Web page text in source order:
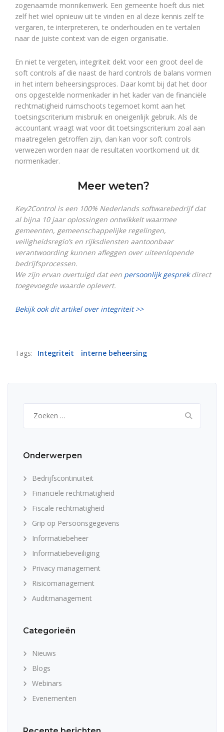
zogenaamde monnikenwerk. Een gemeente hoeft dus niet
zelf het wiel opnieuw uit te vinden en al deze kennis zelf te
vergaren, te interpreteren, te onderhouden en te vertalen
naar de juiste context van de eigen organisatie.
En niet te vergeten, integriteit dekt voor een groot deel de
soft controls af die naast de hard controls de balans vormen
in het intern beheersingsproces. Daar komt bij dat het door
ons opgestelde normenkader in het kader van de financiële
rechtmatigheid ruimschoots tegemoet komt aan het
toetsingscriterium misbruik en oneigenlijk gebruik. Als de
accountant vraagt wat voor dit toetsingscriterium zoal aan
maatregelen getroffen zijn, dan kan voor soft controls
verwezen worden naar de resultaten voortkomend uit dit
normenkader.
Meer weten?
Key2Control is een 100% Nederlands softwarebedrijf dat
al bijna 10 jaar oplossingen ontwikkelt waarmee
gemeenten, gemeenschappelijke regelingen,
veiligheidsregio’s en rijksdiensten aantoonbaar
verantwoording kunnen afleggen over uiteenlopende
bedrijfsprocessen.
We zijn ervan overtuigd dat een persoonlijk gesprekdirect
toegevoegde waarde oplevert.
Bekijk ook dit artikel over integriteit >>
Tags: Integriteit interne beheersing
naar:
Onderwerpen
Bedrijfscontinuïteit
Financiële rechtmatigheid
Fiscale rechtmatigheid
Grip op Persoonsgegevens
Informatiebeheer
Informatiebeveiliging
Privacy management
Risicomanagement
Auditmanagement
Categorieën
Nieuws
Blogs
Webinars
Evenementen